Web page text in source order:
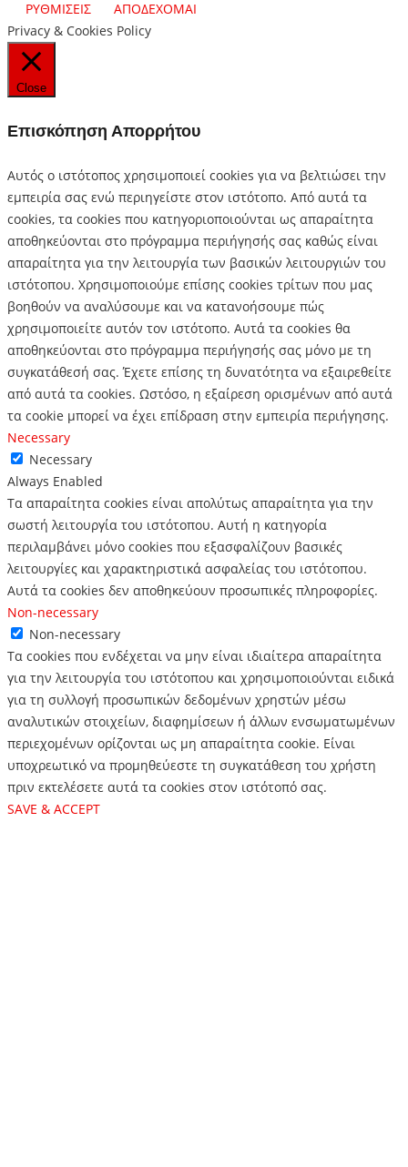
ΡΥΘΜΙΣΕΙΣ
ΑΠΟΔΕΧΟΜΑΙ
Privacy & Cookies Policy
Close
Επισκόπηση Απορρήτου
Αυτός ο ιστότοπος χρησιμοποιεί cookies για να βελτιώσει την
εμπειρία σας ενώ περιηγείστε στον ιστότοπο. Από αυτά τα
cookies, τα cookies που κατηγοριοποιούνται ως απαραίτητα
αποθηκεύονται στο πρόγραμμα περιήγησής σας καθώς είναι
απαραίτητα για την λειτουργία των βασικών λειτουργιών του
ιστότοπου. Χρησιμοποιούμε επίσης cookies τρίτων που μας
βοηθούν να αναλύσουμε και να κατανοήσουμε πώς
χρησιμοποιείτε αυτόν τον ιστότοπο. Αυτά τα cookies θα
αποθηκεύονται στο πρόγραμμα περιήγησής σας μόνο με τη
συγκατάθεσή σας. Έχετε επίσης τη δυνατότητα να εξαιρεθείτε
από αυτά τα cookies. Ωστόσο, η εξαίρεση ορισμένων από αυτά
τα cookie μπορεί να έχει επίδραση στην εμπειρία περιήγησης.
Necessary
Necessary
Always Enabled
Τα απαραίτητα cookies είναι απολύτως απαραίτητα για την
σωστή λειτουργία του ιστότοπου. Αυτή η κατηγορία
περιλαμβάνει μόνο cookies που εξασφαλίζουν βασικές
λειτουργίες και χαρακτηριστικά ασφαλείας του ιστότοπου.
Αυτά τα cookies δεν αποθηκεύουν προσωπικές πληροφορίες.
Non-necessary
Non-necessary
Τα cookies που ενδέχεται να μην είναι ιδιαίτερα απαραίτητα
για την λειτουργία του ιστότοπου και χρησιμοποιούνται ειδικά
για τη συλλογή προσωπικών δεδομένων χρηστών μέσω
αναλυτικών στοιχείων, διαφημίσεων ή άλλων ενσωματωμένων
περιεχομένων ορίζονται ως μη απαραίτητα cookie. Είναι
υποχρεωτικό να προμηθεύεστε τη συγκατάθεση του χρήστη
πριν εκτελέσετε αυτά τα cookies στον ιστότοπό σας.
SAVE & ACCEPT